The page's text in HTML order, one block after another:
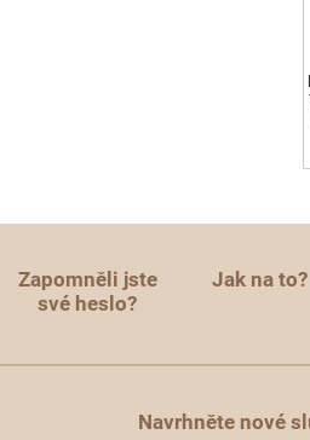
Zapomněli jste
své heslo?
Jak na to?
Navrhněte nové